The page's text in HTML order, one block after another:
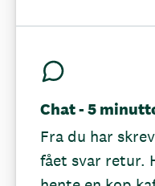
Chat - 5
Fra du har
fået svar retur.